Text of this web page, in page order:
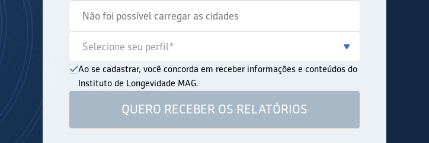
Ao se cadastrar, você concorda em receber informações e conteúdos do
Instituto de Longevidade MAG.